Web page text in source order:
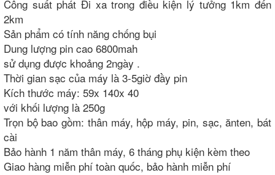
Công suất phát Đi xa trong điều kiện lý tưởng 1km đến
2km
Sản phẩm có tính năng chống bụi
Dung lượng pin cao 6800mah
sử dụng được khoảng 2ngày .
Thời gian sạc của máy là 3-5giờ đầy pin
Kích thước máy: 59x 140x 40
với khối lượng là 250g
Trọn bộ bao gồm: thân máy, hộp máy, pin, sạc, ănten, bát
cài
Bảo hành 1 năm thân máy, 6 tháng phụ kiện kèm theo
Giao hàng miễn phí toàn quốc, bảo hành miễn phí